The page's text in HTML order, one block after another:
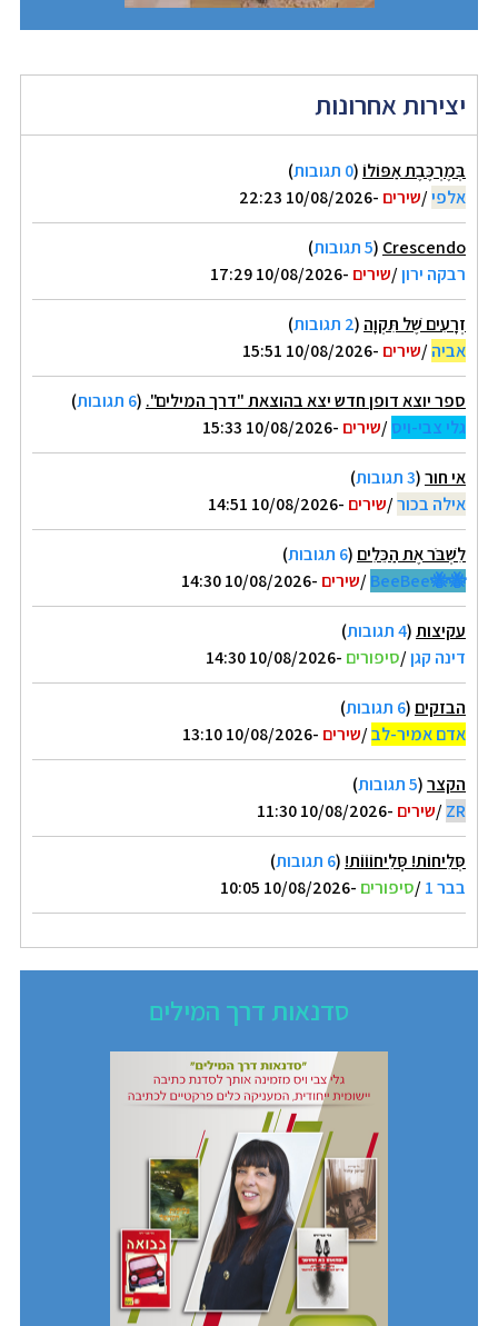
יצירות אחרונות
בְּמֶרְכֶּבֶת אַפּוֹלוֹ(0 תגובות
)
אלפי/שירים -10/08/2026 22:23
Crescendo
(5 תגובות
)
רבקה ירון/שירים -10/08/2026 17:29
זְרָעִים שֶׁל תִּקְוָה (2 תגובות
)
אביה/שירים -10/08/2026 15:51
ספר יוצא דופן חדש יצא בהוצאת "דרך המילים". (6 תגובות
)
גלי צבי-ויס/שירים -10/08/2026 15:33
אי חור(3 תגובות
)
אילה בכור/שירים -10/08/2026 14:51
לִשְׁבֹּר אֶת הַכֵּלִים (6 תגובות
)
🐝🐝BeeBee
/שירים -10/08/2026 14:30
עקיצות(4 תגובות
)
דינה קגן/סיפורים -10/08/2026 14:30
הבזקים (6 תגובות
)
אדם אמיר-לב/שירים -10/08/2026 13:10
הקצר(5 תגובות
)
ZR
/שירים -10/08/2026 11:30
סְּלִיחוֹת! סְְּלִיחוֹוֹוֹת! (6 תגובות
)
בבר 1
/סיפורים -10/08/2026 10:05
סדנאות דרך המילים